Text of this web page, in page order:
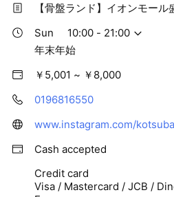
【骨盤ランド】イオンモール
Sun
10:00 - 21:00
年末年始
￥5,001 ~ ￥8,000
0196816550
www.instagram.com/
Cash accepted
Credit card
Visa / Mastercard / JCB /